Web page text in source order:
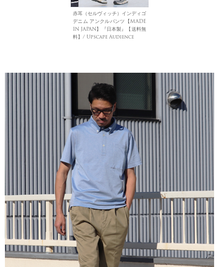
赤耳（セルヴィッチ）インディゴ
デニム アンクルパンツ【MADE
IN JAPAN】『日本製』【送料無
料】/ Upscape Audience